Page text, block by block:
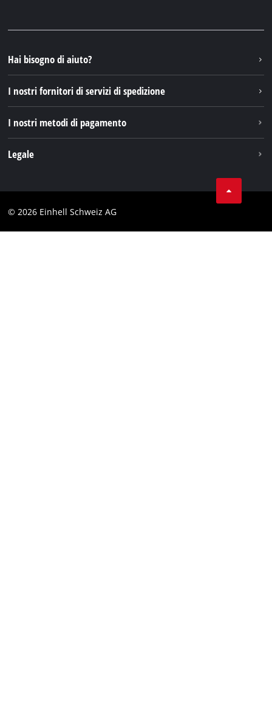
Instagram
TikTok
Pinterest
Hai bisogno di aiuto?
I nostri fornitori di servizi di spedizione
I nostri metodi di pagamento
Legale
Testata
© 2026 Einhell Schweiz AG